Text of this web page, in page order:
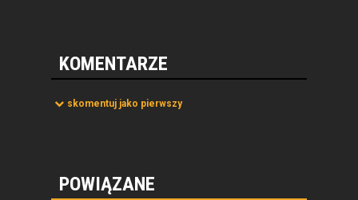
KOMENTARZE
skomentuj jako pierwszy
POWIĄZANE